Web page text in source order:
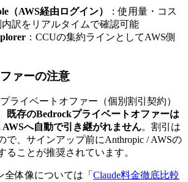
（AWS経由ログイン）
：使用量・コス
内訳をリアルタイムで確認可能
：CCUの集約ラインとしてAWS側
ァーの注意
ライベートオファー（個別割引契約）
既存のBedrockプライベートオファーは
AWSへ自動で引き継がれません。割引は
で、サインアップ前にAnthropic / AWSの
ることが推奨されています。
全体像については「 Claude料金徹底比較